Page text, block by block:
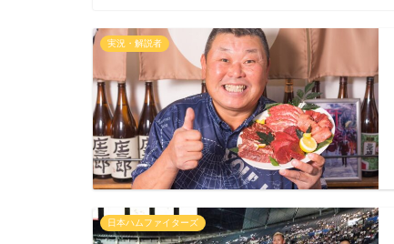
実況・解説者
日本ハムファイターズ